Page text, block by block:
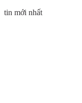
tin mới nhất